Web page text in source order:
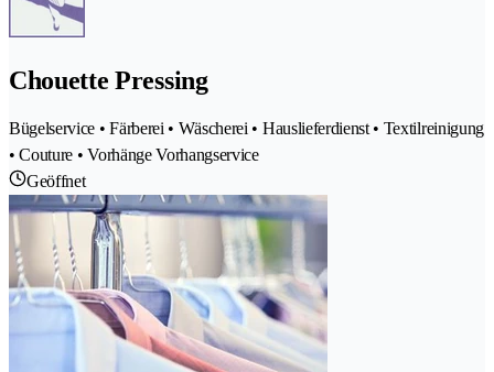
Chouette Pressing
Bügelservice • Färberei • Wäscherei • Hauslieferdienst • Textilreinigung
• Couture • Vorhänge Vorhangservice
Geöffnet